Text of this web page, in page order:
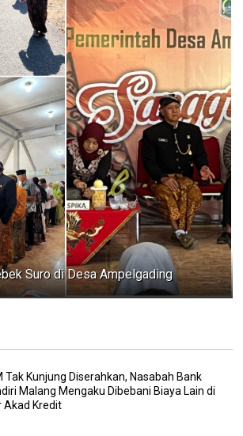
Suro di Desa Ampelgading
Tak Kunjung Diserahkan, Nasabah Bank
Malang Mengaku Dibebani Biaya Lain di
Akad Kredit